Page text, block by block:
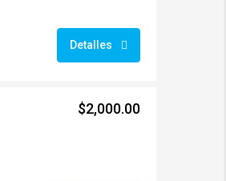
Detalles
$2,000.00